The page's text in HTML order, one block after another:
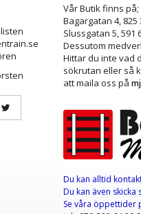
Vår Butik finns på;
Bagargatan 4, 825
Slussgatan 5, 591
Dessutom
Hittar du inte vad
sökrutan eller så
att maila oss på
Du kan alltid
Du kan även skicka
Se våra öppettider